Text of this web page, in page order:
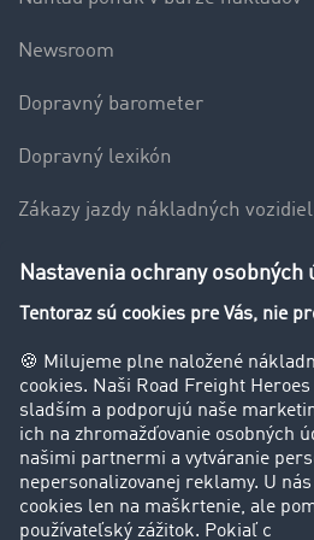
Newsroom
Dopravný barometer
Dopravný lexikón
Zákazy jazdy nákladných vozidiel
Firma
Príbehy zákazníkov
Zákazníci získavajú zákazníkov
Podpora